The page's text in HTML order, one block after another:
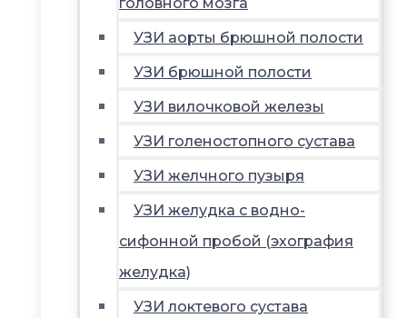
УЗИ аорты брюшной полости
УЗИ брюшной полости
УЗИ вилочковой железы
УЗИ голеностопного сустава
УЗИ желчного пузыря
УЗИ желудка с водно-
сифонной пробой (эхография
желудка)
УЗИ локтевого сустава